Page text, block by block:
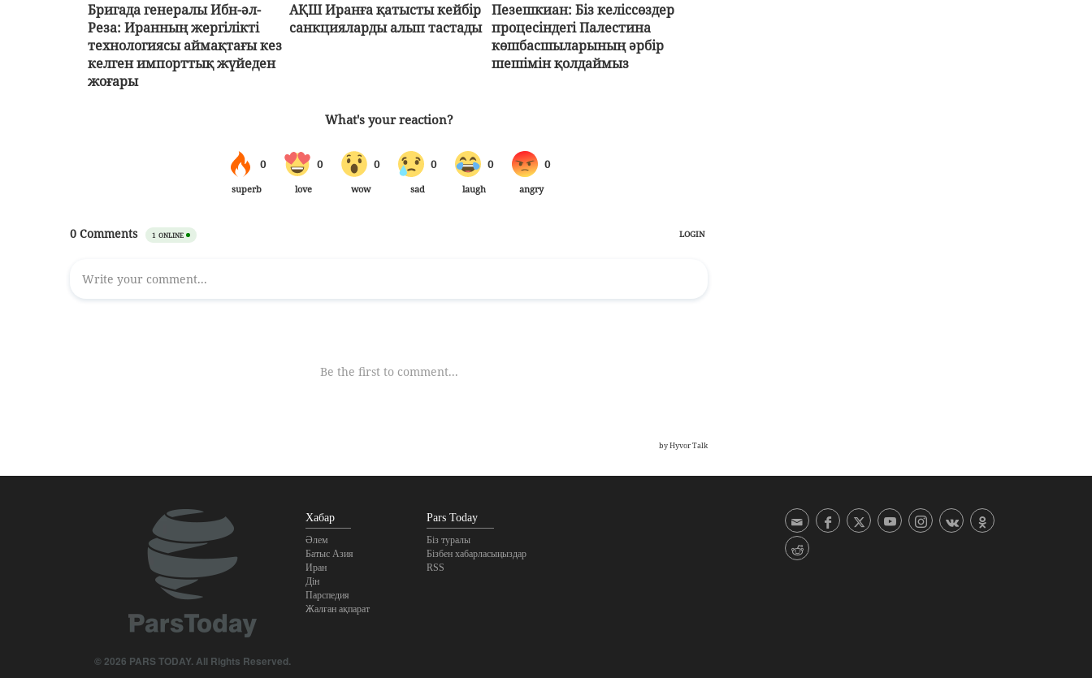
Бригада генералы Ибн-әл-
Реза: Иранның жергілікті
технологиясы аймақтағы кез
келген импорттық жүйеден
жоғары
АҚШ Иранға қатысты кейбір
санкцияларды алып тастады
Пезешкиан: Біз келіссөздер
процесіндегі Палестина
көшбасшыларының әрбір
шешімін қолдаймыз
© 2026 PARS TODAY. All Rights Reserved.
Хабар
Әлем
Батыс Азия
Иран
Дін
Парспедия
Жалған ақпарат
Pars Today
Біз туралы
Бізбен хабарласыңыздар
RSS